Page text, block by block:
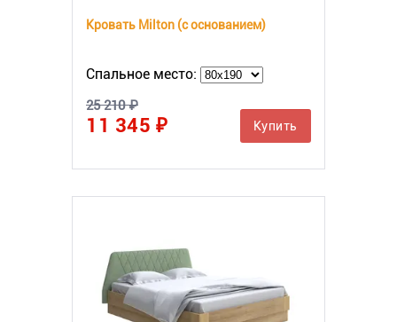
Кровать Milton (с основанием)
Спальное место:
25 210 ₽
11 345 ₽ Купить